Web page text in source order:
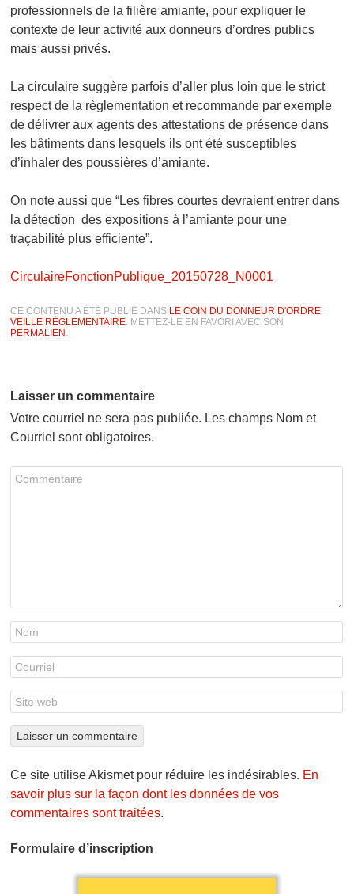
professionnels de la filière amiante, pour expliquer le
contexte de leur activité aux donneurs d’ordres publics
mais aussi privés.
La circulaire suggère parfois d’aller plus loin que le strict
respect de la règlementation et recommande par exemple
de délivrer aux agents des attestations de présence dans
les bâtiments dans lesquels ils ont été susceptibles
d’inhaler des poussières d’amiante.
On note aussi que “Les fibres courtes devraient entrer dans
la détection des expositions à l’amiante pour une
traçabilité plus efficiente”.
CirculaireFonctionPublique_20150728_N0001
CE CONTENU A ÉTÉ PUBLIÉ DANS LE COIN DU DONNEUR D'ORDRE,
VEILLE RÉGLEMENTAIRE. METTEZ-LE EN FAVORI AVEC SON
PERMALIEN .
Laisser un commentaire
Votre courriel ne sera pas publiée. Les champs Nom et
Courriel sont obligatoires.
Ce site utilise Akismet pour réduire les indésirables. En
savoir plus sur la façon dont les données de vos
commentaires sont traitées.
Formulaire d’inscription